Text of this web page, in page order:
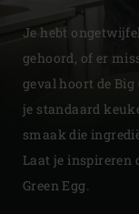
Je hebt
gehoord, of er
geval hoort de
je standaard
smaak die
Laat je inspireren
Green Egg.